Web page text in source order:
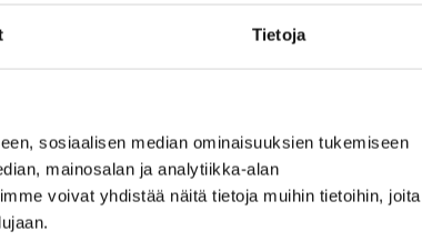
Tietoja
sosiaalisen median ominaisuuksien tukemiseen
mainosalan ja analytiikka-alan
voivat yhdistää näitä tietoja muihin tietoihin, joita